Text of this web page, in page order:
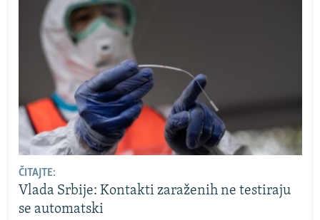
ČITAJTE:
Vlada Srbije: Kontakti zaraženih ne testiraju
se automatski